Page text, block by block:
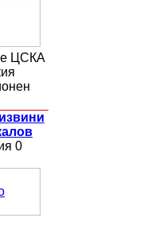
ЦСКА
0